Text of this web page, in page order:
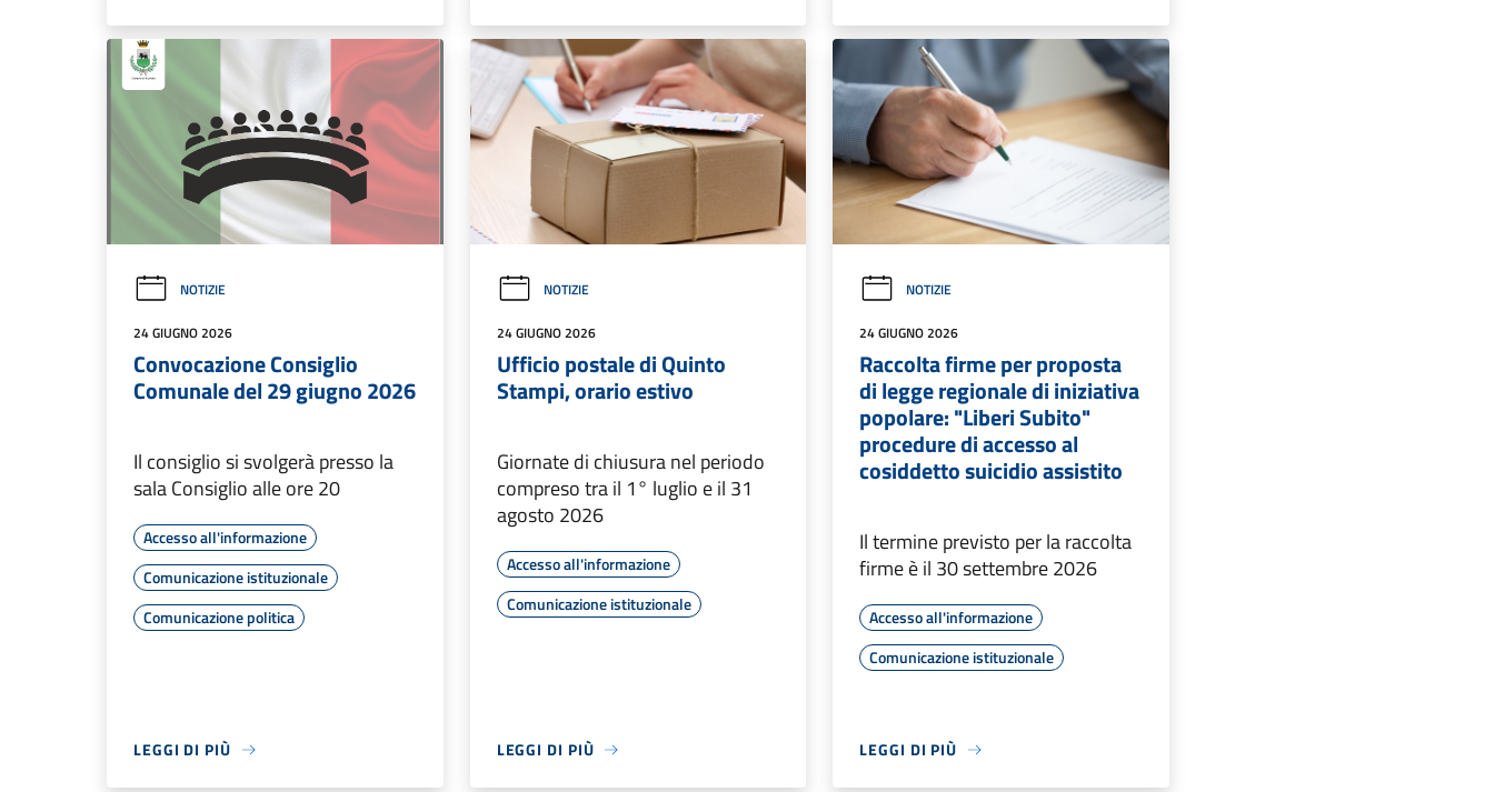
NOTIZIE
24 GIUGNO 2026
Convocazione Consiglio
Comunale del 29 giugno 2026
Il consiglio si svolgerà presso la
sala Consiglio alle ore 20
Accesso all'informazione
Comunicazione istituzionale
Comunicazione politica
LEGGI DI PIÙ
NOTIZIE
24 GIUGNO 2026
Ufficio postale di Quinto
Stampi, orario estivo
Giornate di chiusura nel periodo
compreso tra il 1° luglio e il 31
agosto 2026
Accesso all'informazione
Comunicazione istituzionale
LEGGI DI PIÙ
NOTIZIE
24 GIUGNO 2026
Raccolta firme per proposta
di legge regionale di iniziativa
popolare: "Liberi Subito"
procedure di accesso al
cosiddetto suicidio assistito
Il termine previsto per la raccolta
firme è il 30 settembre 2026
Accesso all'informazione
Comunicazione istituzionale
LEGGI DI PIÙ